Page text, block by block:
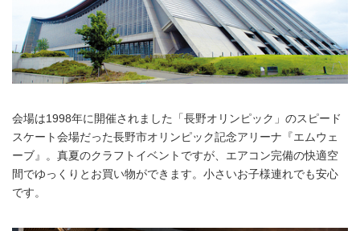
会場は1998年に開催されました「長野オリンピック」のスピード
スケート会場だった長野市オリンピック記念アリーナ『エムウェ
ーブ』。真夏のクラフトイベントですが、エアコン完備の快適空
間でゆっくりとお買い物ができます。小さいお子様連れでも安心
です。